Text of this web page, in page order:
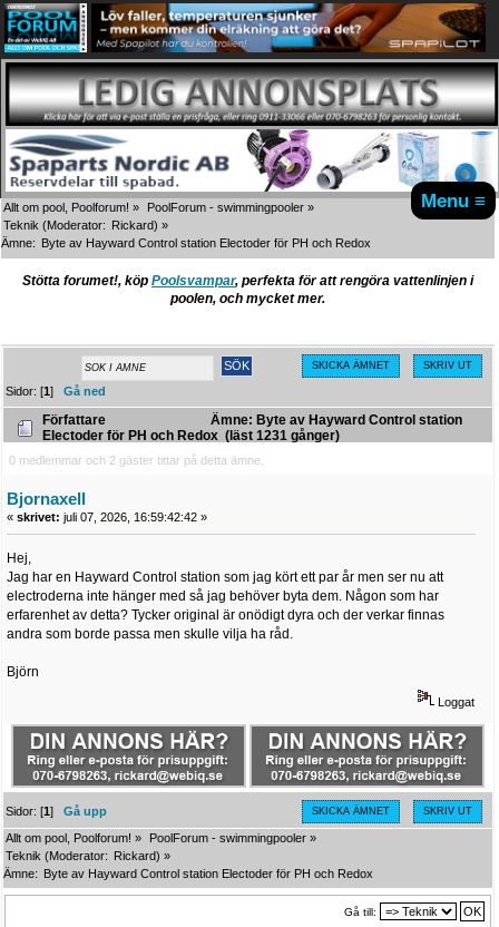
Menu ≡
Allt om pool, Poolforum! » PoolForum - swimmingpooler »
Teknik (Moderator: Rickard) »
Ämne: Byte av Hayward Control station Electoder för PH och Redox
Stötta forumet!, köp Poolsvampar, perfekta för att rengöra vattenlinjen i
poolen, och mycket mer.
SKICKA ÄMNET SKRIV UT
Sidor: [1]Gå ned
Författare
Ämne: Byte av Hayward Control station
Electoder för PH och Redox (läst 1231 gånger)
0 medlemmar och 2 gäster tittar på detta ämne.
Bjornaxell
« skrivet: juli 07, 2026, 16:59:42:42 »
Hej,
Jag har en Hayward Control station som jag kört ett par år men ser nu att
electroderna inte hänger med så jag behöver byta dem. Någon som har
erfarenhet av detta? Tycker original är onödigt dyra och der verkar finnas
andra som borde passa men skulle vilja ha råd.
Björn
Loggat
SKICKA ÄMNET SKRIV UT
Sidor: [1]Gå upp
Allt om pool, Poolforum! » PoolForum - swimmingpooler »
Teknik (Moderator: Rickard) »
Ämne: Byte av Hayward Control station Electoder för PH och Redox
Gå till: